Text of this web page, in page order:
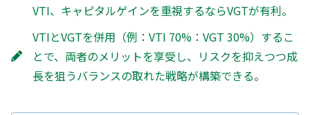
VTI、キャピタルゲインを重視するならVGTが有利。
VTIとVGTを併用（例：VTI 70%：VGT 30%）するこ
とで、両者のメリットを享受し、リスクを抑えつつ成
長を狙うバランスの取れた戦略が構築できる。